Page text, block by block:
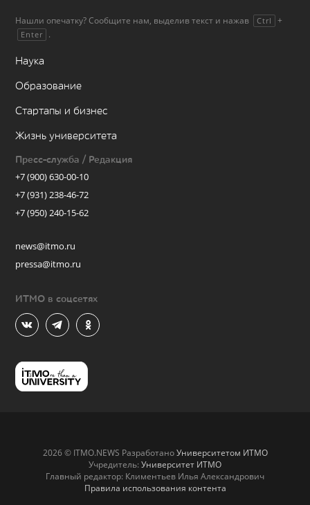
Нашли опечатку? Сообщите нам, выделив текст и нажав Ctrl +
Enter .
Наука
Образование
Стартапы и бизнес
Жизнь университета
Пресс-служба / Редакция
+7 (900) 630-00-10
+7 (931) 238-46-72
+7 (950) 240-15-62
news@itmo.ru
pressa@itmo.ru
ИТМО в соцсетях
2026 © ITMO.NEWS РазработаноУниверситетом ИТМО
Учредитель: Университет ИТМО
Главный редактор: Климентьев Илья Александрович
Правила использования контента